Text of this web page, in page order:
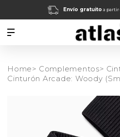
Envío gratuito a partir
Home> Complementos>
Cinturón Arcade: Woody